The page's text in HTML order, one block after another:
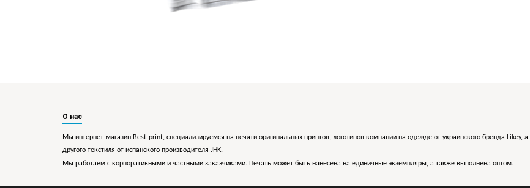
О нас
Мы интернет-магазин Best-print, специализируемся на печати оригинальных принтов, логотипов компании на одежде от украинского бренда
другого текстиля от испанского производителя JHK.
Мы работаем с корпоративными и частными заказчиками. Печать может быть нанесена на единичные экземпляры, а также выполнена оптом.